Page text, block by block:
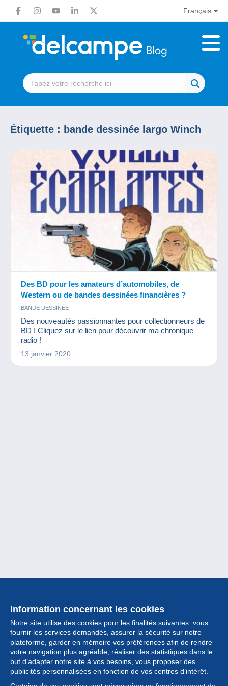
Français
Étiquette : bande dessinée largo Winch
Des BD pour les amateurs d’automobiles, de
Western ou de bandes dessinées financières ?
BANDE DESSINÉE
Des nouveautés passionnantes pour collectionneurs de
BD ! Cliquez sur le lien pour découvrir ma chronique
radio !
13 janvier 2020
Information concernant les cookies
Notre site utilise des cookies pour les finalités suivantes :vous
fournir les services demandés, assurer la sécurité sur notre
plateforme, garder en mémoire vos préférences afin de rendre
votre navigation plus agréable, réaliser des statistiques dans le
but d’adapter notre site à vos besoins, vous proposer des
publicités personnalisées en fonction de vos centres d’intérêt.
Collection